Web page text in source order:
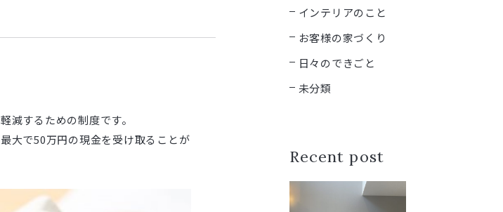
減するための制度です。
大で50万円の現金を受け取ることが
インテリアのこと
お客様の家づくり
日々のできごと
未分類
Recent post